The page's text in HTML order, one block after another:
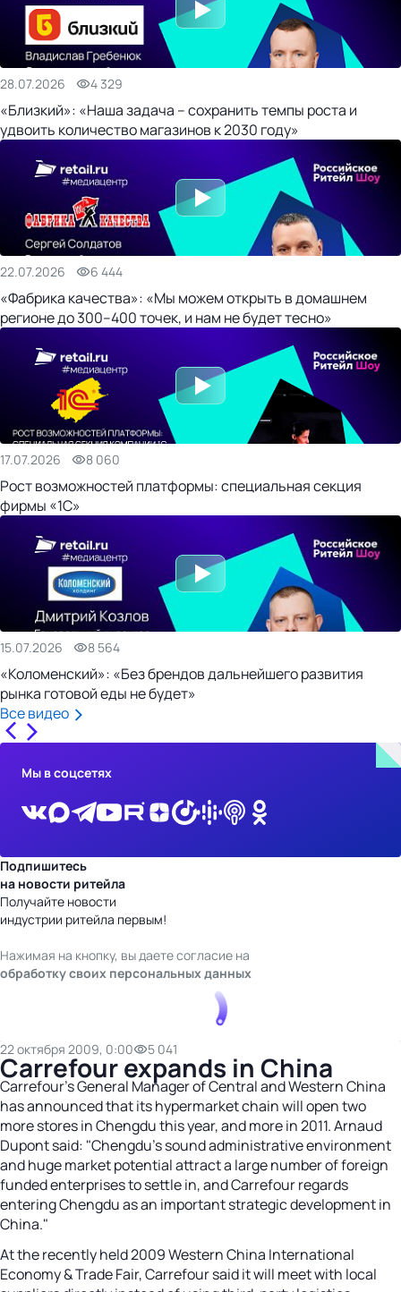
28.07.2026 4 329
«Близкий»: «Наша задача – сохранить темпы роста и
удвоить количество магазинов к 2030 году»
22.07.2026 6 444
«Фабрика качества»: «Мы можем открыть в домашнем
регионе до 300–400 точек, и нам не будет тесно»
17.07.2026 8 060
Рост возможностей платформы: специальная секция
фирмы «1С»
15.07.2026 8 564
«Коломенский»: «Без брендов дальнейшего развития
рынка готовой еды не будет»
Все видео
Мы в соцсетях
Подпишитесь
на новости ритейла
Получайте новости
индустрии ритейла первым!
Нажимая на кнопку, вы даете согласие на
обработку своих персональных данных
22 октября 2009, 0:00 5 041
Carrefour expands in China
Carrefour's General Manager of Central and Western China
has announced that its hypermarket chain will open two
more stores in Chengdu this year, and more in 2011. Arnaud
Dupont said: "Chengdu's sound administrative environment
and huge market potential attract a large number of foreign
funded enterprises to settle in, and Carrefour regards
entering Chengdu as an important strategic development in
China."
At the recently held 2009 Western China International
Economy & Trade Fair, Carrefour said it will meet with local